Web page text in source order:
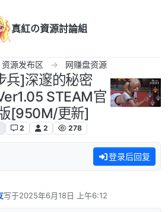
真紅の資源討論組
资源发布区 网赚盘资源
兵]深邃的秘密
STEAM官
[950M/更新]
2 2 278
登录后回复
写于2025年6月18日 上午6:12
最后由 编辑